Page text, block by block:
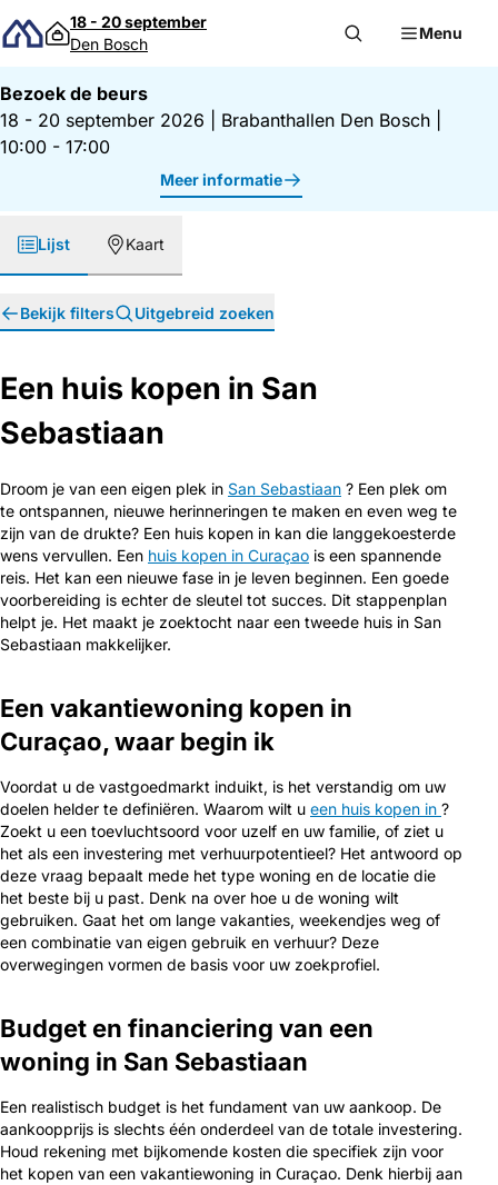
Direct naar inhoud
18 - 20 september
Den Bosch
Menu
Bezoek de beurs
18 - 20 september 2026
Brabanthallen Den Bosch
10:00 - 17:00
Meer informatie
Lijst Kaart
Bekijk filters Uitgebreid zoeken
Een huis kopen in San
Sebastiaan
Droom je van een eigen plek in San Sebastiaan ? Een plek om
te ontspannen, nieuwe herinneringen te maken en even weg te
zijn van de drukte? Een huis kopen in kan die langgekoesterde
wens vervullen. Een huis kopen in Curaçao is een spannende
reis. Het kan een nieuwe fase in je leven beginnen. Een goede
voorbereiding is echter de sleutel tot succes. Dit stappenplan
helpt je. Het maakt je zoektocht naar een tweede huis in San
Sebastiaan makkelijker.
Een vakantiewoning kopen in
Curaçao, waar begin ik
Voordat u de vastgoedmarkt induikt, is het verstandig om uw
doelen helder te definiëren. Waarom wilt u een huis kopen in ?
Zoekt u een toevluchtsoord voor uzelf en uw familie, of ziet u
het als een investering met verhuurpotentieel? Het antwoord op
deze vraag bepaalt mede het type woning en de locatie die
het beste bij u past. Denk na over hoe u de woning wilt
gebruiken. Gaat het om lange vakanties, weekendjes weg of
een combinatie van eigen gebruik en verhuur? Deze
overwegingen vormen de basis voor uw zoekprofiel.
Budget en financiering van een
woning in San Sebastiaan
Een realistisch budget is het fundament van uw aankoop. De
aankoopprijs is slechts één onderdeel van de totale investering.
Houd rekening met bijkomende kosten die specifiek zijn voor
het kopen van een vakantiewoning in Curaçao. Denk hierbij aan